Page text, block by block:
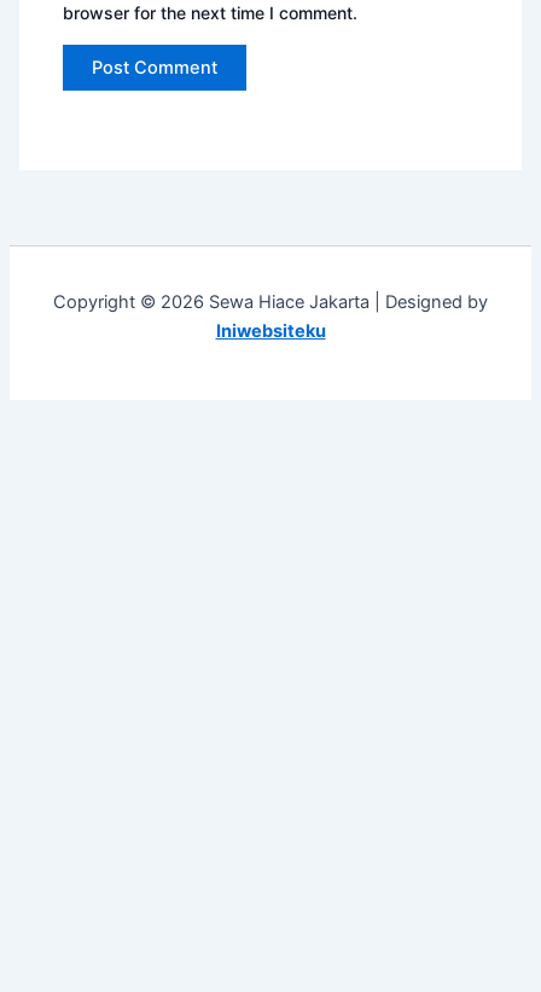
browser for the next time I comment.
Copyright © 2026 Sewa Hiace Jakarta | Designed by
Iniwebsiteku